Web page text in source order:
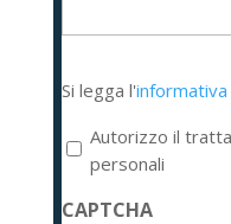
legga
l'informativa
sulla
privacy
*
Si legga l'informativa
Autorizzo il
personali
CAPTCHA